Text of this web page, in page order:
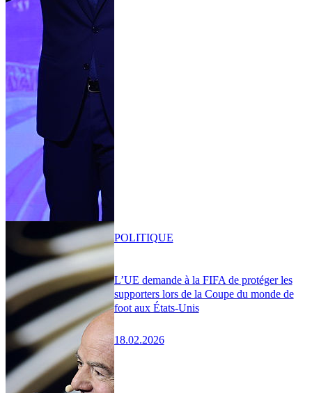
L’UE demande à la FIFA de protéger les
supporters lors de la Coupe du monde de
foot aux États-Unis
18.02.2026
POLITIQUE